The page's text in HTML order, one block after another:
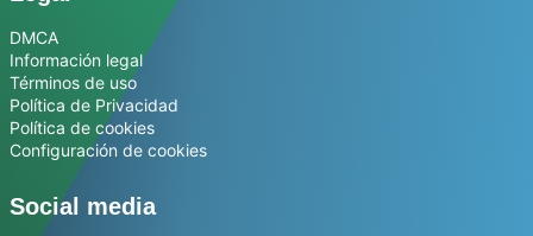
DMCA
Información legal
Términos de uso
Política de Privacidad
Política de cookies
Configuración de cookies
Social media